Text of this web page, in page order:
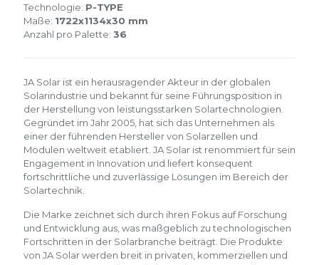
Technologie: P-TYPE
Maße: 1722x1134x30 mm
Anzahl pro Palette: 36
JA Solar ist ein herausragender Akteur in der globalen
Solarindustrie und bekannt für seine Führungsposition in
der Herstellung von leistungsstarken Solartechnologien.
Gegründet im Jahr 2005, hat sich das Unternehmen als
einer der führenden Hersteller von Solarzellen und
Modulen weltweit etabliert. JA Solar ist renommiert für sein
Engagement in Innovation und liefert konsequent
fortschrittliche und zuverlässige Lösungen im Bereich der
Solartechnik.
Die Marke zeichnet sich durch ihren Fokus auf Forschung
und Entwicklung aus, was maßgeblich zu technologischen
Fortschritten in der Solarbranche beiträgt. Die Produkte
von JA Solar werden breit in privaten, kommerziellen und